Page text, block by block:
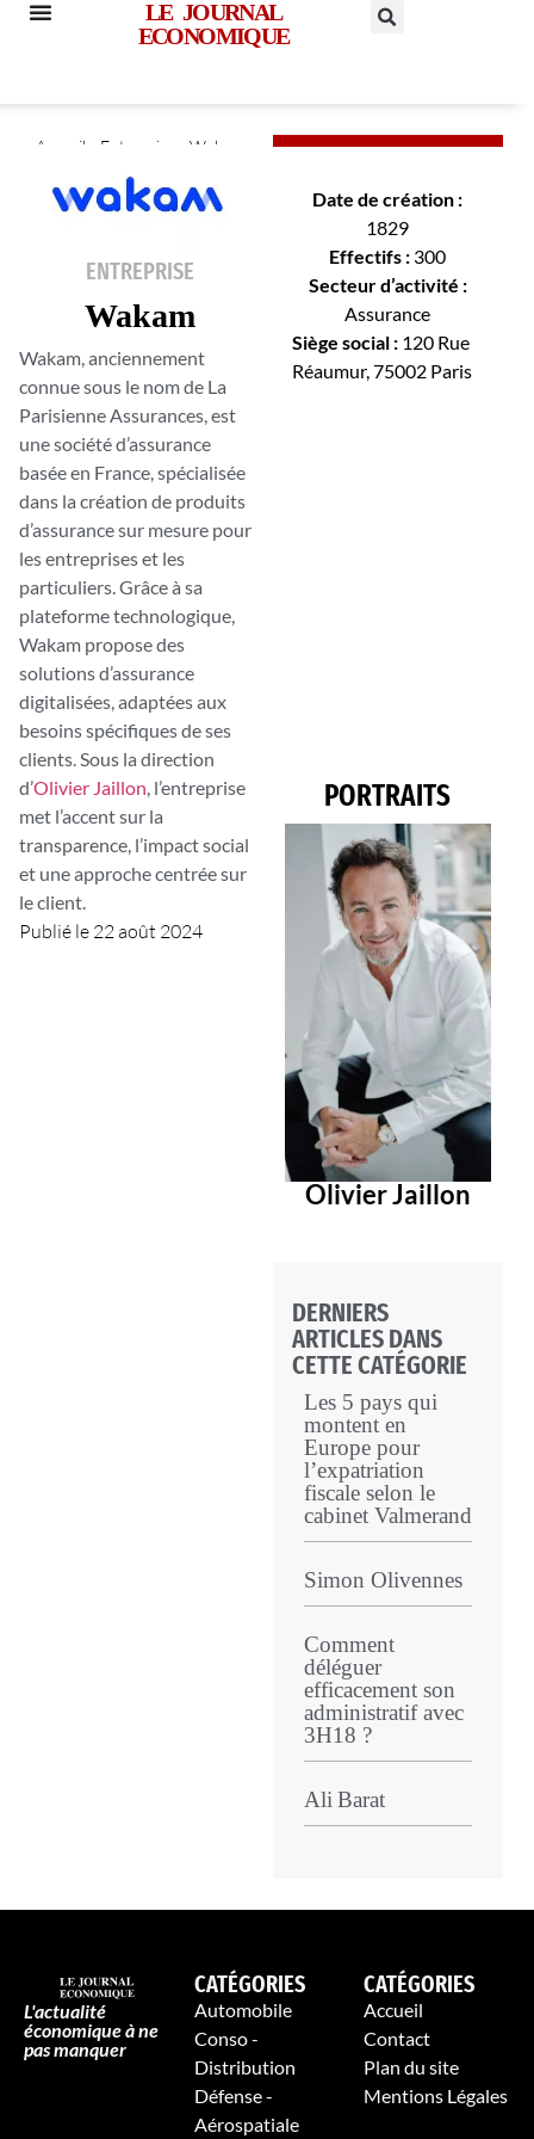
LE JOURNAL
ECONOMIQUE
Accueil Entreprise Wakam
ENTREPRISE
Wakam
Wakam, anciennement
connue sous le nom de La
Parisienne Assurances, est
une société d’assurance
basée en France, spécialisée
dans la création de produits
d’assurance sur mesure pour
les entreprises et les
particuliers. Grâce à sa
plateforme technologique,
Wakam propose des
solutions d’assurance
digitalisées, adaptées aux
besoins spécifiques de ses
clients. Sous la direction
d’Olivier Jaillon, l’entreprise
met l’accent sur la
transparence, l’impact social
et une approche centrée sur
le client.
Publié le 22 août 2024
Date de création :
1829
Effectifs : 300
Secteur d’activité :
Assurance
Siège social :120 Rue
Réaumur, 75002 Paris
PORTRAITS
Olivier Jaillon
DERNIERS
ARTICLES DANS
CETTE CATÉGORIE
Les 5 pays qui
montent en
Europe pour
l’expatriation
fiscale selon le
cabinet Valmerand
Simon Olivennes
Comment
déléguer
efficacement son
administratif avec
3H18 ?
Ali Barat
L'actualité
économique à ne
pas manquer
CATÉGORIES
Automobile
Conso -
Distribution
Défense -
Aérospatiale
CATÉGORIES
Accueil
Contact
Plan du site
Mentions Légales